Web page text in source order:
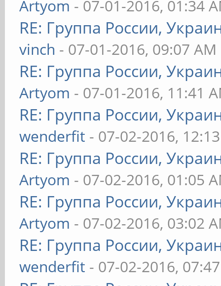
Artyom - 07-01-2016, 01:34
RE: Группа России,
vinch - 07-01-2016, 09:07 AM
RE: Группа России,
Artyom - 07-01-2016, 11:41
RE: Группа России,
wenderfit - 07-02-2016,
RE: Группа России,
Artyom - 07-02-2016, 01:05
RE: Группа России,
Artyom - 07-02-2016, 03:02
RE: Группа России,
wenderfit - 07-02-2016,